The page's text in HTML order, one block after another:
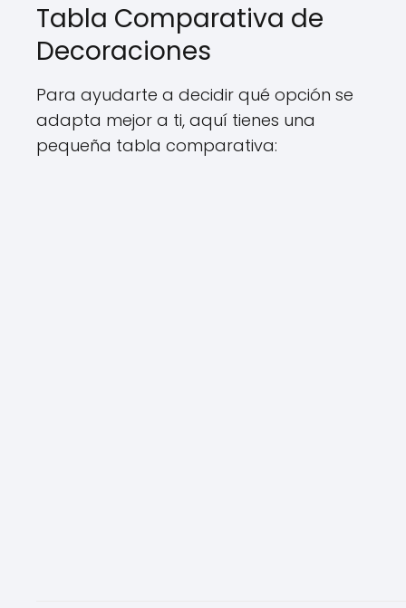
Tabla Comparativa de
Decoraciones
Para ayudarte a decidir qué opción se
adapta mejor a ti, aquí tienes una
pequeña tabla comparativa: